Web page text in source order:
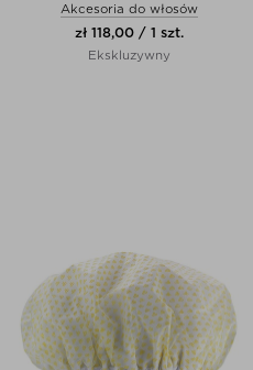
Akcesoria do włosów
zł 118,00 / 1 szt.
Ekskluzywny